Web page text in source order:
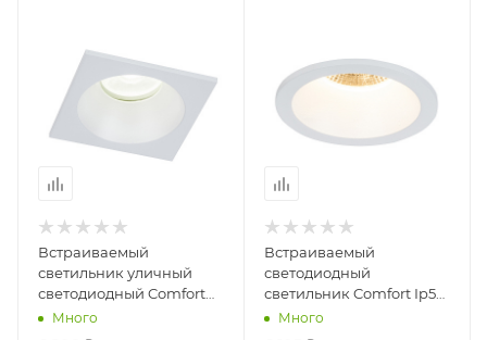
Встраиваемый
светильник уличный
светодиодный Comfort
Ip54 6812
Много
Встраиваемый
светодиодный
светильник Comfort Ip54
6810Много